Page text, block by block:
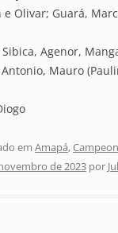
e Olivar; Guará,
Agenor,
Mauro
em Amapá,
de 2023 por